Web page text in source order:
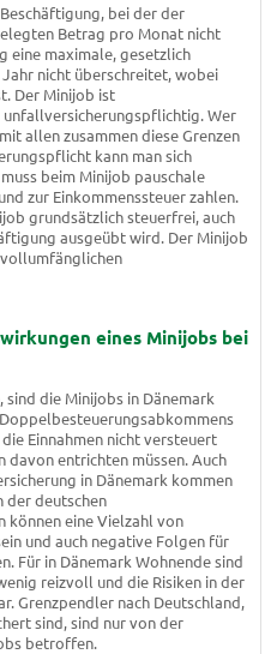
bei der der
Betrag pro Monat nicht
eine maximale, gesetzlich
nicht überschreitet, wobei
Der Minijob ist
Wer
allen zusammen diese Grenzen
kann man sich
beim Minijob pauschale
zur Einkommenssteuer zahlen.
grundsätzlich steuerfrei, auch
ausgeübt wird. Der Minijob
eines Minijobs bei
sind die Minijobs in Dänemark
Einnahmen nicht versteuert
davon entrichten müssen. Auch
in Dänemark kommen
der deutschen
können eine Vielzahl von
und auch negative Folgen für
Für in Dänemark Wohnende sind
reizvoll und die Risiken in der
Grenzpendler nach Deutschland,
sind, sind nur von der
betroffen.